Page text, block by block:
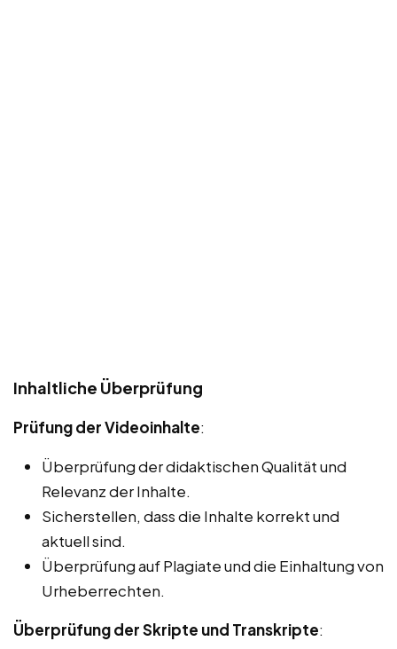
Inhaltliche Überprüfung
Prüfung der Videoinhalte:
Überprüfung der didaktischen Qualität und
Relevanz der Inhalte.
Sicherstellen, dass die Inhalte korrekt und
aktuell sind.
Überprüfung auf Plagiate und die Einhaltung von
Urheberrechten.
Überprüfung der Skripte und Transkripte: